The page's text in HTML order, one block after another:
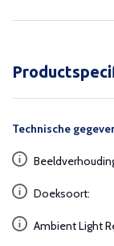
Technische
Doeksoort:
Ambient Light